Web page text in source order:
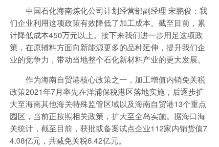
中国石化海南炼化公司计划经营部副经理 宋鹏俊：我
们企业利用这项政策有效降低了加工成本。截至目前，累
计降低成本450万元以上。接下来我们进一步用足这项政
策，在原辅料方面向新能源更多的品种延伸，提升我们企
业的竞争力，带动当地整个石化新材料产业的更大发展。
作为海南自贸港核心政策之一，加工增值内销免关税
政策2021年7月率先在洋浦保税港区落地实施，后逐步扩
大至海南其他海关特殊监管区域以及海南自贸港13个重点
园区，当前正按照相关政策，扩大至全岛实施。据海口海
关统计，截至目前，获批或备案试点企业112家内销货值7
4.08亿元，共减免关税6.42亿元。